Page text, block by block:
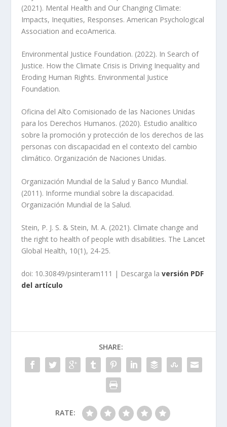
(2021). Mental Health and Our Changing Climate:
Impacts, Inequities, Responses. American Psychological
Association and ecoAmerica.
Environmental Justice Foundation. (2022). In Search of
Justice. How the Climate Crisis is Driving Inequality and
Eroding Human Rights. Environmental Justice
Foundation.
Oficina del Alto Comisionado de las Naciones Unidas
para los Derechos Humanos. (2020). Estudio analítico
sobre la promoción y protección de los derechos de las
personas con discapacidad en el contexto del cambio
climático. Organización de Naciones Unidas.
Organización Mundial de la Salud y Banco Mundial.
(2011). Informe mundial sobre la discapacidad.
Organización Mundial de la Salud.
Stein, P. J. S. & Stein, M. A. (2021). Climate change and
the right to health of people with disabilities. The Lancet
Global Health, 10(1), 24-25.
doi: 10.30849/psinteram111 | Descarga la versión PDF
del artículo
SHARE:
RATE: